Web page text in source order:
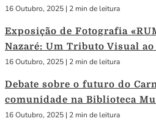
16 Outubro, 2025 | 2 min de leitura
Exposição de Fotografia
Nazaré: Um Tributo Visual
16 Outubro, 2025 | 2 min de leitura
Debate sobre o futuro do
comunidade na Biblioteca
16 Outubro, 2025 | 2 min de leitura